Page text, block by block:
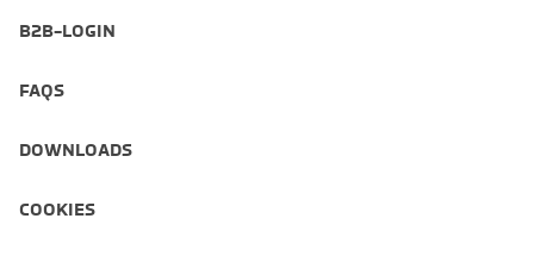
B2B-LOGIN
FAQS
DOWNLOADS
COOKIES